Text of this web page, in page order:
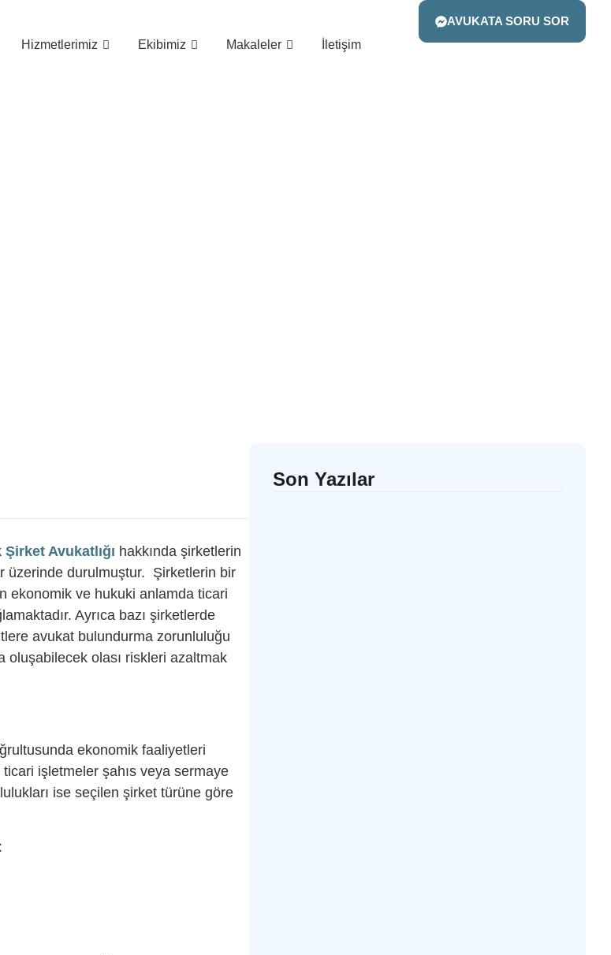
Hizmetlerimiz Ekibimiz Makaleler İletişim
AVUKATA SORU SOR
Şirket Avukatlığı hakkında şirketlerin
üzerinde durulmuştur. Şirketlerin bir
ekonomik ve hukuki anlamda ticari
Ayrıca bazı şirketlerde
avukat bulundurma zorunluluğu
oluşabilecek olası riskleri azaltmak
ekonomik faaliyetleri
işletmeler şahıs veya sermaye
ise seçilen şirket türüne göre
Son Yazılar